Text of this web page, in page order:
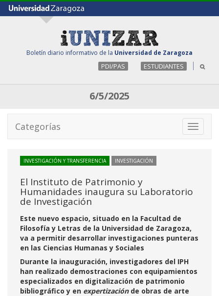
Boletín diario informativo de la Universidad de Zaragoza
PDI/PAS ESTUDIANTES
6/5/2025
Toggle
Categorías
INVESTIGACIÓN Y TRANSFERENCIA INVESTIGACIÓN
El Instituto de Patrimonio y
Humanidades inaugura su Laboratorio
de Investigación
Este nuevo espacio, situado en la Facultad de
Filosofía y Letras de la Universidad de Zaragoza,
va a permitir desarrollar investigaciones punteras
en las Ciencias Humanas y Sociales
Durante la inauguración, investigadores del IPH
han realizado demostraciones con equipamientos
especializados en digitalización de patrimonio
bibliográfico y en expertizaciónde obras de arte